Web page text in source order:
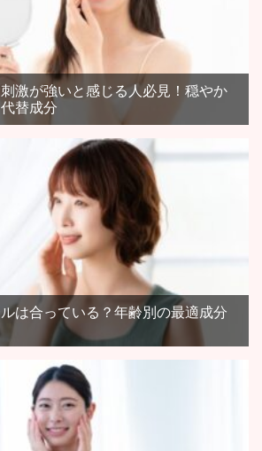
激が強いと感じる人必見！穏やか
替成分
は合っている？年齢別の最適成分